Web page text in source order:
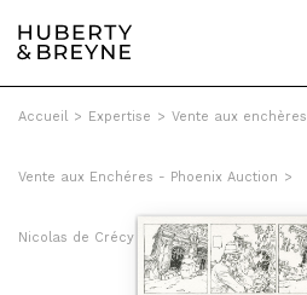
Accueil > Expertise > Vente aux enchères
Vente aux Enchéres - Phoenix Auction >
Nicolas de Crécy - Période glaciaire